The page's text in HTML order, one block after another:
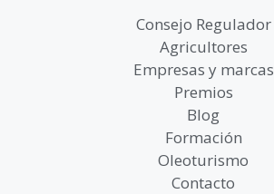
Consejo Regulador
Agricultores
Empresas y marcas
Premios
Blog
Formación
Oleoturismo
Contacto